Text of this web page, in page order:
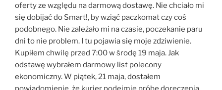
oferty ze względu na darmową dostawę. Nie chciało mi
się dobijać do Smart!, by wziąć paczkomat czy coś
podobnego. Nie zależało mi na czasie, poczekanie paru
dni to nie problem. I tu pojawia się moje zdziwienie.
Kupiłem chwilę przed 7:00 w środę 19 maja. Jak
odstawę wybrałem darmowy list polecony
ekonomiczny. W piątek, 21 maja, dostałem